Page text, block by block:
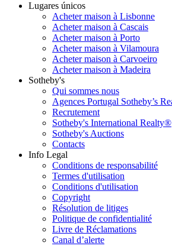
Lugares únicos
Acheter maison à Lisbonne
Acheter maison à Cascais
Acheter maison à Porto
Acheter maison à Vilamoura
Acheter maison à Carvoeiro
Acheter maison à Madeira
Sotheby's
Qui sommes nous
Agences Portugal Sotheby’s
Recrutement
Sotheby's International Realty®
Sotheby's Auctions
Contacts
Info Legal
Conditions de responsabilité
Termes d'utilisation
Conditions d'utilisation
Copyright
Résolution de litiges
Politique de confidentialité
Livre de Réclamations
Canal d’alerte